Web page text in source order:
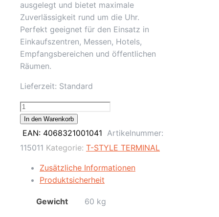
ausgelegt und bietet maximale
Zuverlässigkeit rund um die Uhr.
Perfekt geeignet für den Einsatz in
Einkaufszentren, Messen, Hotels,
Empfangsbereichen und öffentlichen
Räumen.
Lieferzeit: Standard
32"
Kiosk
POS
Style,
Signage
In den Warenkorb
EAN: 4068321001041 Artikelnummer:
115011 Kategorie: T-STYLE TERMINAL
Zusätzliche Informationen
Produktsicherheit
Gewicht 60 kg